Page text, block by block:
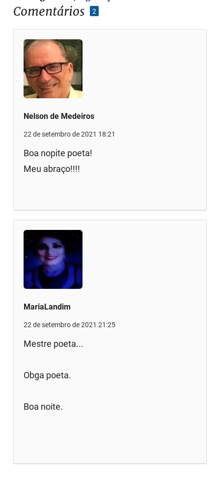
Comentários 2
Nelson de Medeiros
22 de setembro de 2021 18:21
Boa nopite poeta!
Meu abraço!!!!
MariaLandim
22 de setembro de 2021 21:25
Mestre poeta...
Obga poeta.
Boa noite.